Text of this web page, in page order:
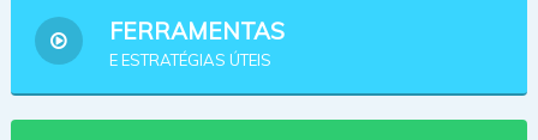
FERRAMENTAS
E ESTRATÉGIAS ÚTEIS